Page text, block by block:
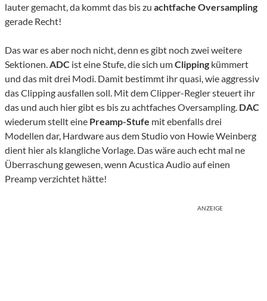
lauter gemacht, da kommt das bis zu achtfache Oversampling
gerade Recht!
Das war es aber noch nicht, denn es gibt noch zwei weitere
Sektionen.ADC ist eine Stufe, die sich umClipping kümmert
und das mit drei Modi. Damit bestimmt ihr quasi, wie aggressiv
das Clipping ausfallen soll. Mit dem Clipper-Regler steuert ihr
das und auch hier gibt es bis zu achtfaches Oversampling. DAC
wiederum stellt eine Preamp-Stufe mit ebenfalls drei
Modellen dar, Hardware aus dem Studio von Howie Weinberg
dient hier als klangliche Vorlage. Das wäre auch echt mal ne
Überraschung gewesen, wenn Acustica Audio auf einen
Preamp verzichtet hätte!
ANZEIGE